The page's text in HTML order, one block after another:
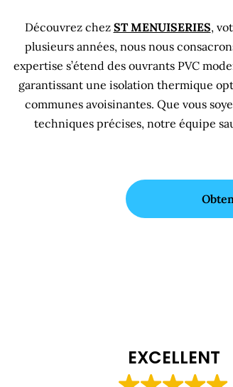
Découvrez chez ST MENUISERIES,
plusieurs années, nous nous
expertise s’étend des ouvrants PVC
garantissant une isolation thermique
communes avoisinantes. Que vous
techniques précises, notre équipe
EXCELLENT